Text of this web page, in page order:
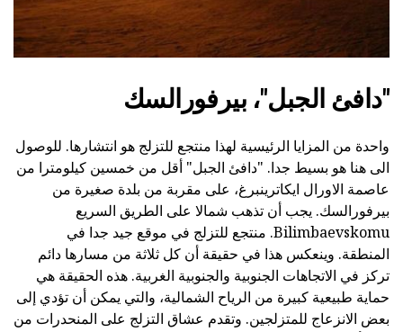
"دافئ الجبل"، بيرفورالسك
واحدة من المزايا الرئيسية لهذا منتجع للتزلج هو انتشارها. للوصول
الى هنا هو بسيط جدا. "دافئ الجبل" أقل من خمسين كيلومترا من
عاصمة الاورال ايكاترينبرغ، على مقربة من بلدة صغيرة من
بيرفورالسك. يجب أن تذهب شمالا على الطريق السريع
Bilimbaevskomu. منتجع للتزلج في موقع جيد جدا في
المنطقة. وينعكس هذا في حقيقة أن كل ثلاثة من مسارها دائم
تركز في الاتجاهات الجنوبية والجنوبية الغربية. هذه الحقيقة هي
حماية طبيعية كبيرة من الرياح الشمالية، والتي يمكن أن تؤدي إلى
بعض الانزعاج للمتزلجين. وتقدم عشاق التزلج على المنحدرات من